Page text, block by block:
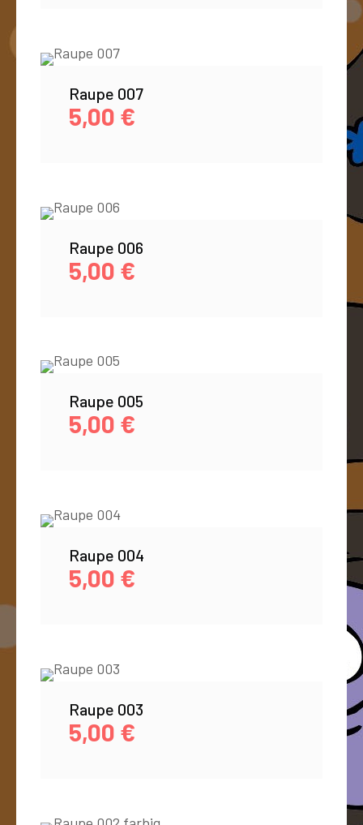
Raupe 007
5,00 €
Raupe 006
5,00 €
Raupe 005
5,00 €
Raupe 004
5,00 €
Raupe 003
5,00 €